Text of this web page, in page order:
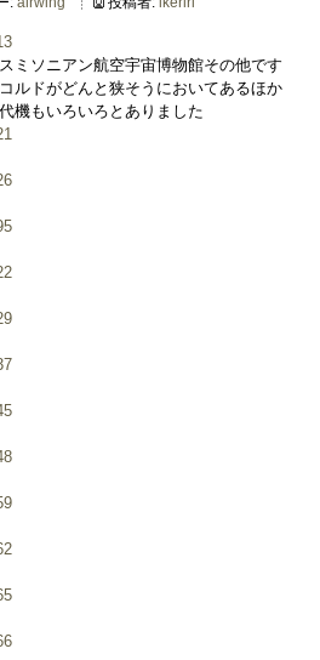
ミソニアン航空宇宙博物館その他です
ルドがどんと狭そうにおいてあるほか
機もいろいろとありました